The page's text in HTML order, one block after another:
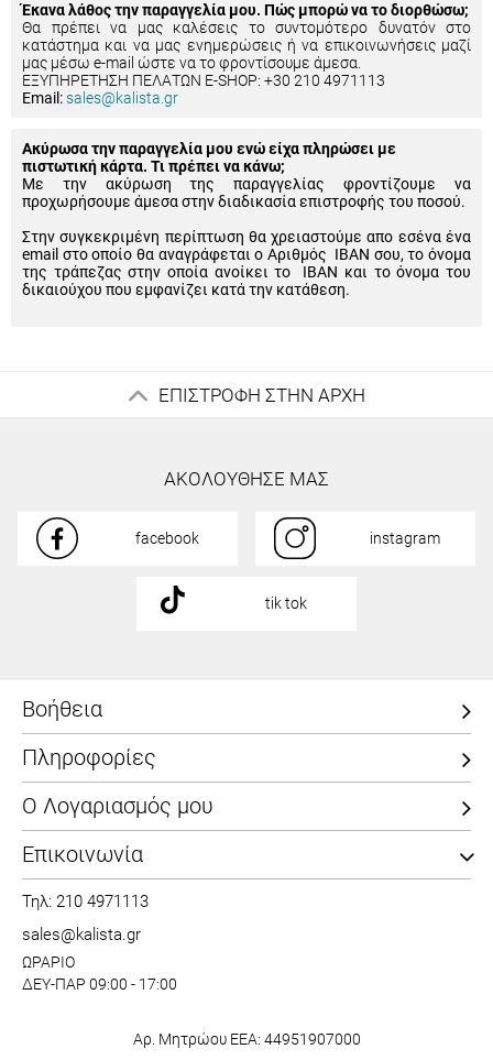
Έκανα λάθος την παραγγελία μου. Πώς μπορώ να το διορθώσω;
Θα πρέπει να μας καλέσεις το συντομότερο δυνατόν στο
κατάστημα και να μας ενημερώσεις ή να επικοινωνήσεις μαζί
μας μέσω e-mail ώστε να το φροντίσουμε άμεσα.
ΕΞΥΠΗΡΕΤΗΣΗ ΠΕΛΑΤΩΝ E-SHOP: +30 210 4971113
Email:sales@kalista.gr
Ακύρωσα την παραγγελία μου ενώ είχα πληρώσει με
πιστωτική κάρτα. Τι πρέπει να κάνω;
Με την ακύρωση της παραγγελίας φροντίζουμε να
προχωρήσουμε άμεσα στην διαδικασία επιστροφής του ποσού.
Στην συγκεκριμένη περίπτωση θα χρειαστούμε απο εσένα ένα
email στο οποίο θα αναγράφεται ο Αριθμός IBAN σου, το όνομα
της τράπεζας στην οποία ανοίκει το IBAN και το όνομα του
δικαιούχου που εμφανίζει κατά την κατάθεση.
ΕΠΙΣΤΡΟΦΗ ΣΤΗΝ ΑΡΧΗ
ΑΚΟΛΟΥΘΗΣΕ ΜΑΣ
facebook instagram
tik tok
Βοήθεια
Πληροφορίες
Ο Λογαριασμός μου
Επικοινωνία
Τηλ: 210 4971113
sales@kalista.gr
ΩΡΑΡΙΟ
ΔΕΥ-ΠΑΡ 09:00 - 17:00
Αρ. Μητρώου ΕΕΑ: 44951907000